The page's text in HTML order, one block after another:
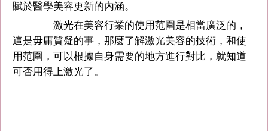
賦於醫學美容更新的內涵。
激光在美容行業的使用范圍是相當廣泛的，
這是毋庸質疑的事，那麼了解激光美容的技術，和使
用范圍，可以根據自身需要的地方進行對比，就知道
可否用得上激光了。